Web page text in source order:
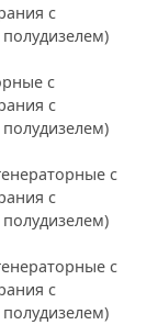
с
с
с
с
с
с
с